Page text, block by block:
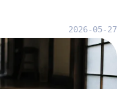
2026-05-27